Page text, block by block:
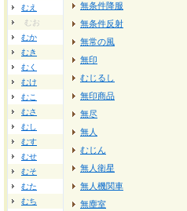
むえ
むお
むか
むき
むく
むけ
むこ
むさ
むし
むす
むせ
むそ
むた
むち
無条件降服
無条件反射
無常の風
無印
むじるし
無印商品
無尽
無人
むじん
無人衛星
無人機関車
無塵室